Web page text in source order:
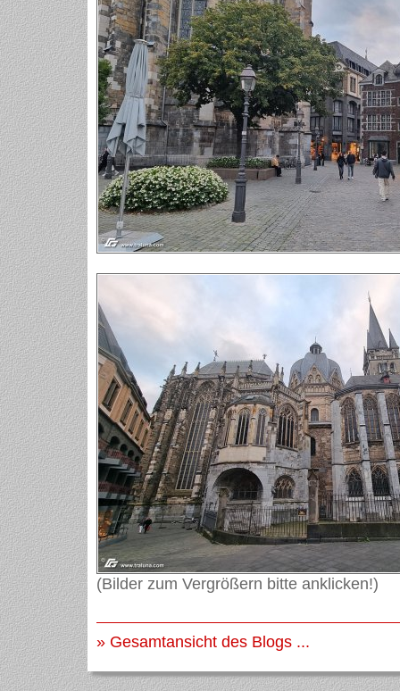
(Bilder zum Vergrößern bitte anklicken!)
» Gesamtansicht des Blogs ...